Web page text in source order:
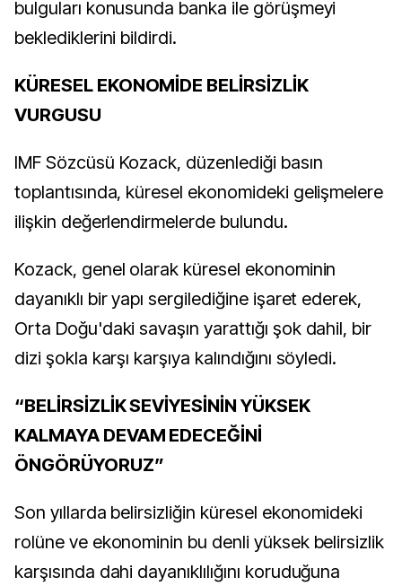
bulguları konusunda banka ile görüşmeyi
beklediklerini bildirdi.
KÜRESEL EKONOMİDE BELİRSİZLİK
VURGUSU
IMF Sözcüsü Kozack, düzenlediği basın
toplantısında, küresel ekonomideki gelişmelere
ilişkin değerlendirmelerde bulundu.
Kozack, genel olarak küresel ekonominin
dayanıklı bir yapı sergilediğine işaret ederek,
Orta Doğu'daki savaşın yarattığı şok dahil, bir
dizi şokla karşı karşıya kalındığını söyledi.
“BELİRSİZLİK SEVİYESİNİN YÜKSEK
KALMAYA DEVAM EDECEĞİNİ
ÖNGÖRÜYORUZ”
Son yıllarda belirsizliğin küresel ekonomideki
rolüne ve ekonominin bu denli yüksek belirsizlik
karşısında dahi dayanıklılığını koruduğuna